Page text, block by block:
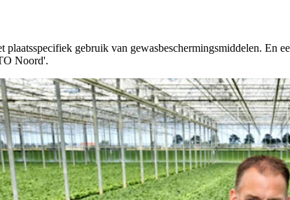
plaatsspecifiek gebruik van gewasbeschermingsmiddelen.
Noord'.